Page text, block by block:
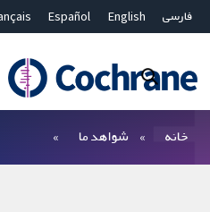
فارسی English
Español
Bahasa Malaysia
ไทย
繁體中文
خانه شواهد ما